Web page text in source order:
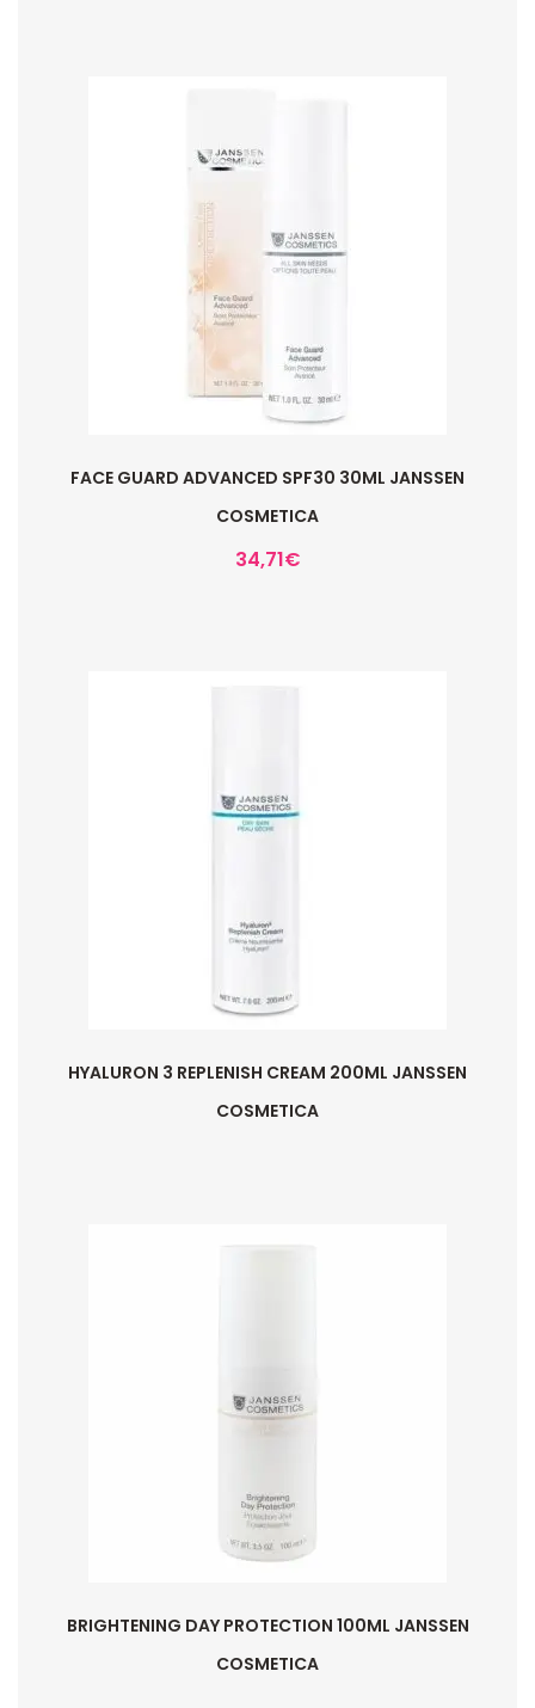
FACE GUARD ADVANCED SPF30 30ML JANSSEN
COSMETICA
34,71€
HYALURON 3 REPLENISH CREAM 200ML JANSSEN
COSMETICA
BRIGHTENING DAY PROTECTION 100ML JANSSEN
COSMETICA